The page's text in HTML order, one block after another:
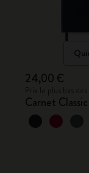
24,00 €
Carnet Classic